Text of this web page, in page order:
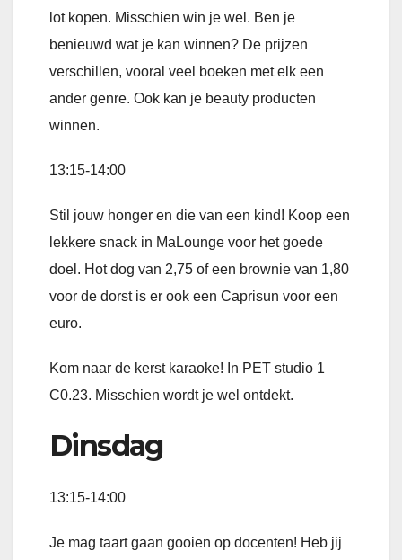
lot kopen. Misschien win je wel. Ben je
benieuwd wat je kan winnen? De prijzen
verschillen, vooral veel boeken met elk een
ander genre. Ook kan je beauty producten
winnen.
13:15-14:00
Stil jouw honger en die van een kind! Koop een
lekkere snack in MaLounge voor het goede
doel. Hot dog van 2,75 of een brownie van 1,80
voor de dorst is er ook een Caprisun voor een
euro.
Kom naar de kerst karaoke! In PET studio 1
C0.23. Misschien wordt je wel ontdekt.
Dinsdag
13:15-14:00
Je mag taart gaan gooien op docenten! Heb jij